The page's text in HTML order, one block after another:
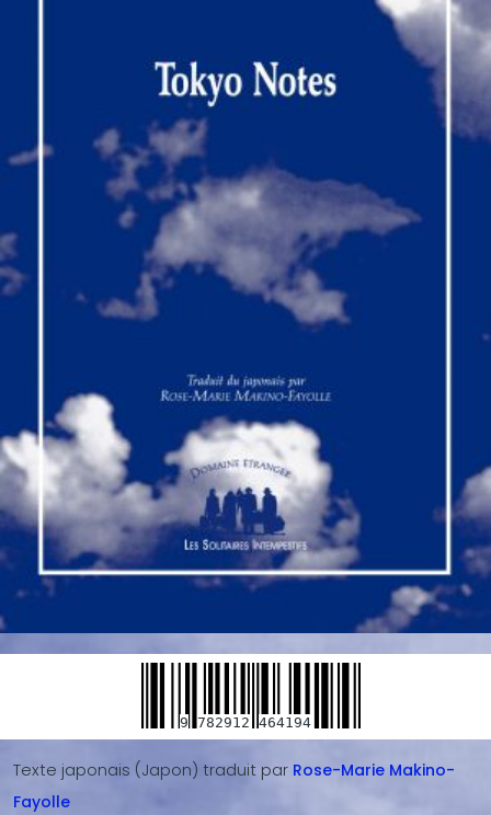
9 782912 464194
Texte japonais (Japon) traduit par Rose-Marie Makino-
Fayolle